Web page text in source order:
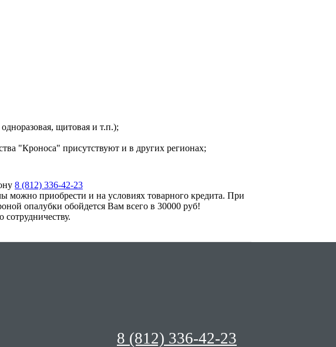
щитовая и т.п.);
"Кроноса" присутствуют и в других регионах;
8 (812) 336-42-23
можно приобрести и на условиях товарного кредита. При
опалубки обойдется Вам всего в 30000 руб!
8 (812) 336-42-23